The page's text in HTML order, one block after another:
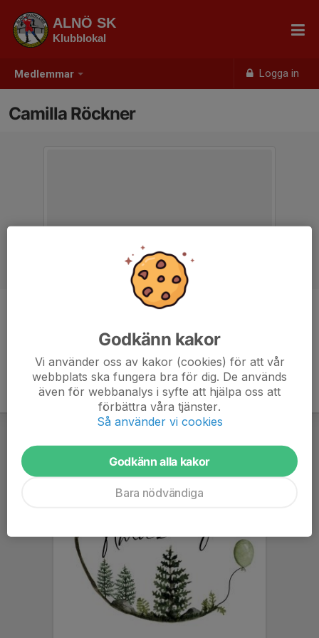
Medlemmar Logga in
ALNÖ SK
Klubblokal
Camilla Röckner
Godkänn kakor
Vi använder oss av kakor (cookies) för att vår
webbplats ska fungera bra för dig. De används
även för webbanalys i syfte att hjälpa oss att
förbättra våra tjänster.
Så använder vi cookies
Godkänn alla kakor
Bara nödvändiga